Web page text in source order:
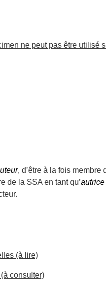
ne peut pas être utilisé
, d’être à la fois membre
de la SSA en tant qu’autrice
(à lire)
consulter)